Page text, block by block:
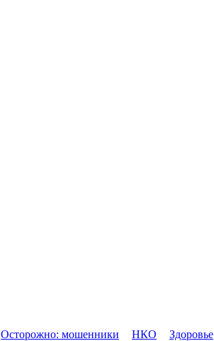
Осторожно: мошенники НКО Здоровье